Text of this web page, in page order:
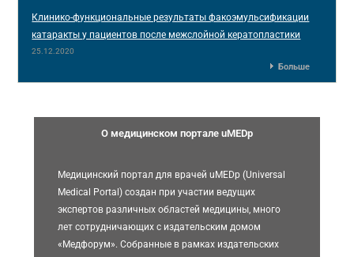
Клинико-функциональные результаты факоэмульсификации
катаракты у пациентов после межслойной кератопластики
25.12.2020
Больше
О медицинском портале uMEDp
Медицинский портал для врачей uMEDp (Universal
Medical Portal) создан при участии ведущих
экспертов различных областей медицины, много
лет сотрудничающих с издательским домом
«Медфорум». Собранные в рамках издательских